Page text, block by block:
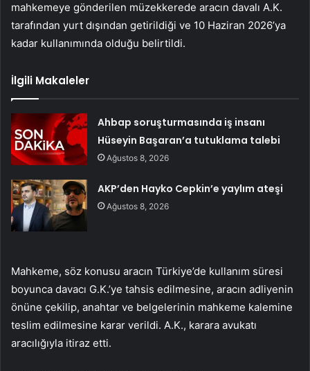
mahkemeye gönderilen müzekkerede aracın davalı A.K.
tarafından yurt dışından getirildiği ve 10 Haziran 2026’ya
kadar kullanımında olduğu belirtildi.
İlgili Makaleler
Ahbap soruşturmasında iş insanı
Hüseyin Başaran’a tutuklama talebi
Ağustos 8, 2026
AKP’den Hayko Cepkin’e yaylım ateşi
Ağustos 8, 2026
Mahkeme, söz konusu aracın Türkiye’de kullanım süresi
boyunca davacı G.K.’ye tahsis edilmesine, aracın adliyenin
önüne çekilip, anahtar ve belgelerinin mahkeme kalemine
teslim edilmesine karar verildi. A.K., karara avukatı
aracılığıyla itiraz etti.